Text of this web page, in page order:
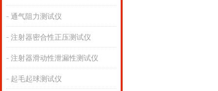
通气阻力测试仪
注射器密合性正压测试仪
注射器滑动性泄漏性测试仪
起毛起球测试仪